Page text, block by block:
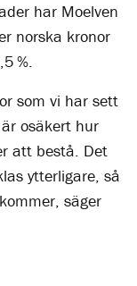
har Moelven
norska kronor
%.
som vi har sett
osäkert hur
att bestå. Det
ytterligare, så
säger